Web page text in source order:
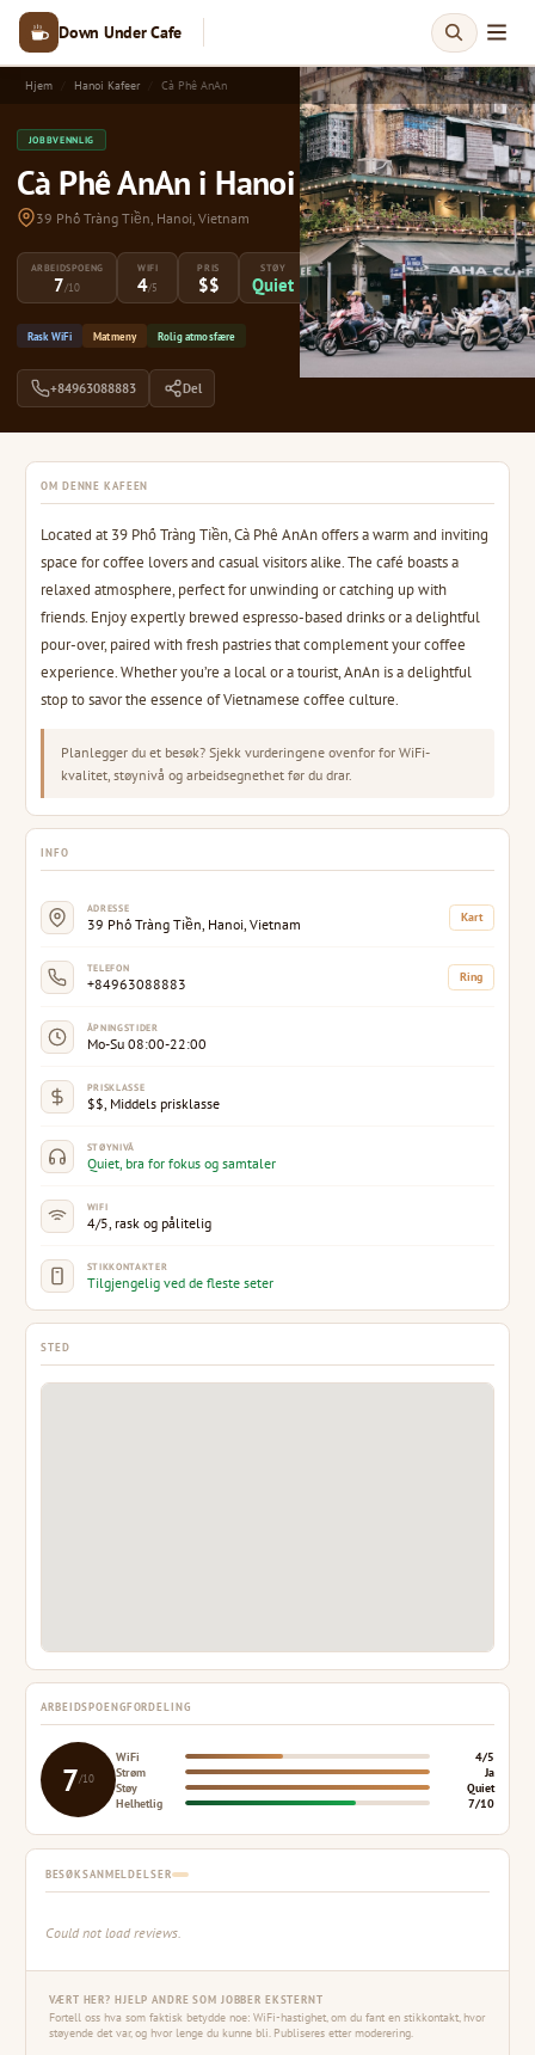
Down Under Cafe
Hjem Hanoi Kafeer Cà Phê AnAn
JOBBVENNLIG
Cà Phê AnAn i Hanoi
39 Phố Tràng Tiền, Hanoi, Vietnam
ARBEIDSPOENG
7/10
WIFI
4/5
PRIS
$$
STØY
Quiet
Rask WiFi Matmeny Rolig atmosfære
+84963088883 Del
OM DENNE KAFEEN
Located at 39 Phố Tràng Tiền, Cà Phê AnAn offers a warm and inviting
space for coffee lovers and casual visitors alike. The café boasts a
relaxed atmosphere, perfect for unwinding or catching up with
friends. Enjoy expertly brewed espresso-based drinks or a delightful
pour-over, paired with fresh pastries that complement your coffee
experience. Whether you’re a local or a tourist, AnAn is a delightful
stop to savor the essence of Vietnamese coffee culture.
Planlegger du et besøk? Sjekk vurderingene ovenfor for WiFi-
kvalitet, støynivå og arbeidsegnethet før du drar.
INFO
ADRESSE
39 Phố Tràng Tiền, Hanoi, Vietnam Kart
TELEFON
+84963088883 Ring
ÅPNINGSTIDER
Mo-Su 08:00-22:00
PRISKLASSE
$$, Middels prisklasse
STØYNIVÅ
Quiet, bra for fokus og samtaler
WIFI
4/5, rask og pålitelig
STIKKONTAKTER
Tilgjengelig ved de fleste seter
STED
ARBEIDSPOENGFORDELING
7/10
WiFi
4/5
Strøm
Ja
Støy
Quiet
Helhetlig
7/10
BESØKSANMELDELSER
Could not load reviews.
VÆRT HER? HJELP ANDRE SOM JOBBER EKSTERNT
Fortell oss hva som faktisk betydde noe: WiFi-hastighet, om du fant en stikkontakt, hvor
støyende det var, og hvor lenge du kunne bli. Publiseres etter moderering.